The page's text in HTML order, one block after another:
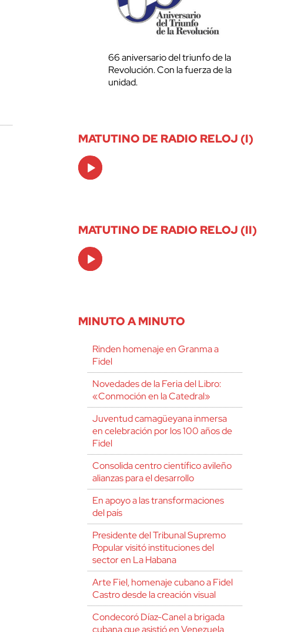
66 aniversario del triunfo de la
Revolución. Con la fuerza de la
unidad.
MATUTINO DE RADIO RELOJ (I)
Audio
Player
MATUTINO DE RADIO RELOJ (II)
Audio
Player
MINUTO A MINUTO
Rinden homenaje en Granma a
Fidel
Novedades de la Feria del Libro:
«Conmoción en la Catedral»
Juventud camagüeyana inmersa
en celebración por los 100 años de
Fidel
Consolida centro científico avileño
alianzas para el desarrollo
En apoyo a las transformaciones
del país
Presidente del Tribunal Supremo
Popular visitó instituciones del
sector en La Habana
Arte Fiel, homenaje cubano a Fidel
Castro desde la creación visual
Condecoró Díaz-Canel a brigada